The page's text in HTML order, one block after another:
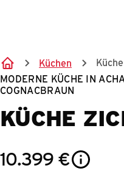
Küchen
MODERNE KÜCHE IN
COGNACBRAUN
KÜCHE
10.399 €